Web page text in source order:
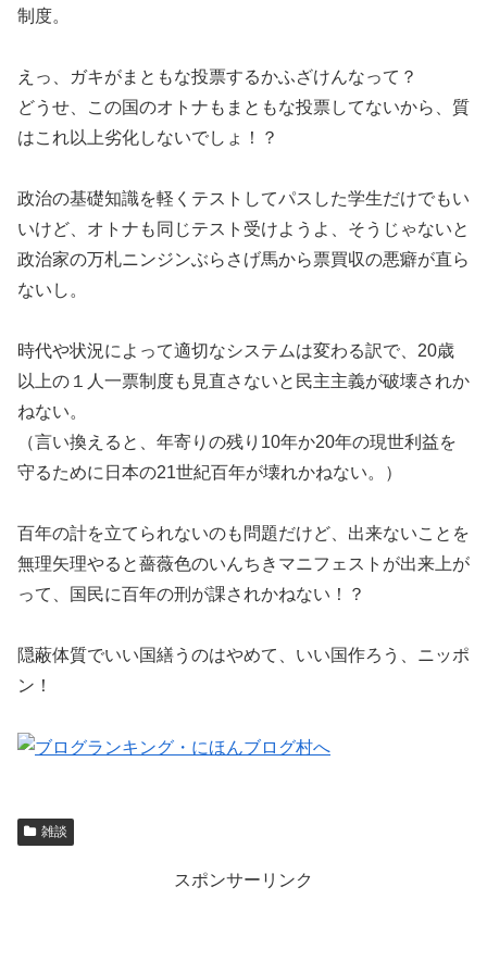
制度。
えっ、ガキがまともな投票するかふざけんなって？
どうせ、この国のオトナもまともな投票してないから、質
はこれ以上劣化しないでしょ！？
政治の基礎知識を軽くテストしてパスした学生だけでもい
いけど、オトナも同じテスト受けようよ、そうじゃないと
政治家の万札ニンジンぶらさげ馬から票買収の悪癖が直ら
ないし。
時代や状況によって適切なシステムは変わる訳で、20歳
以上の１人一票制度も見直さないと民主主義が破壊されか
ねない。
（言い換えると、年寄りの残り10年か20年の現世利益を
守るために日本の21世紀百年が壊れかねない。）
百年の計を立てられないのも問題だけど、出来ないことを
無理矢理やると薔薇色のいんちきマニフェストが出来上が
って、国民に百年の刑が課されかねない！？
隠蔽体質でいい国繕うのはやめて、いい国作ろう、ニッポ
ン！
雑談
スポンサーリンク